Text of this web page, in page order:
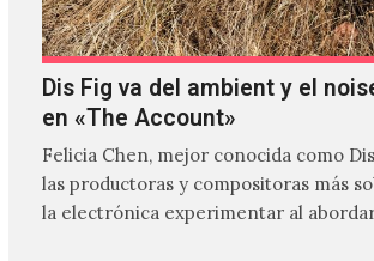
Dis Fig va del ambient y el
en «The Account»
Felicia Chen, mejor conocida como
las productoras y compositoras más
la electrónica experimentar al